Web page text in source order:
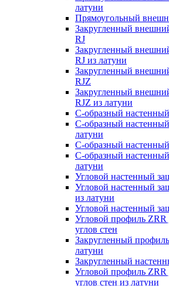
латуни
Прямоугольный
Закругленный
RJ
Закругленный
RJ из латуни
Закругленный
RJZ
Закругленный
RJZ из латуни
С-образный
С-образный
латуни
С-образный
С-образный
латуни
Угловой настенный
Угловой настенный
из латуни
Угловой настенный
Угловой профиль
углов стен
Закругленный
латуни
Закругленный
Угловой профиль
углов стен из латуни